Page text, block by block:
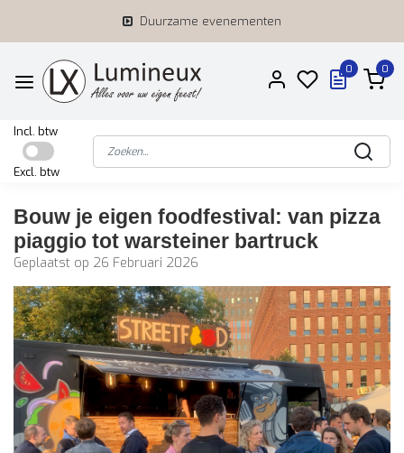
Duurzame evenementen
0 0
Incl. btw
Excl. btw
Bouw je eigen foodfestival: van pizza
piaggio tot warsteiner bartruck
Geplaatst op 26 Februari 2026